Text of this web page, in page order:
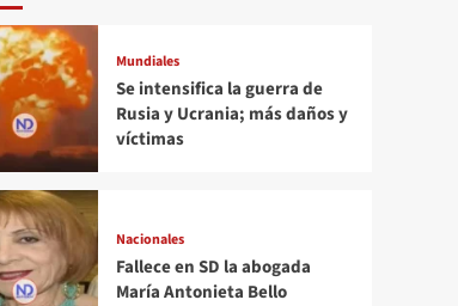
Mundiales
Se intensifica la guerra de
Rusia y Ucrania; más daños y
víctimas
Nacionales
Fallece en SD la abogada
María Antonieta Bello